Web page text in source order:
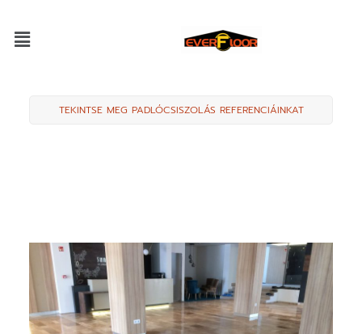
TEKINTSE MEG PADLÓCSISZOLÁS REFERENCIÁINKAT